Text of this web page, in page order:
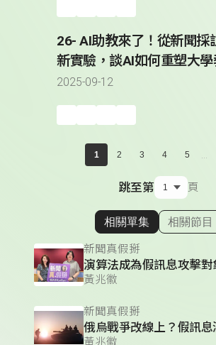
26- AI助教來了！從新聞採
新實驗，談AI如何重塑大學
2025-09-12
1 2 3 4 5 ...
跳至第 頁
顯示相關單
相關單集 相關節目
新聞真假掰
黃兆徽
新聞真假掰